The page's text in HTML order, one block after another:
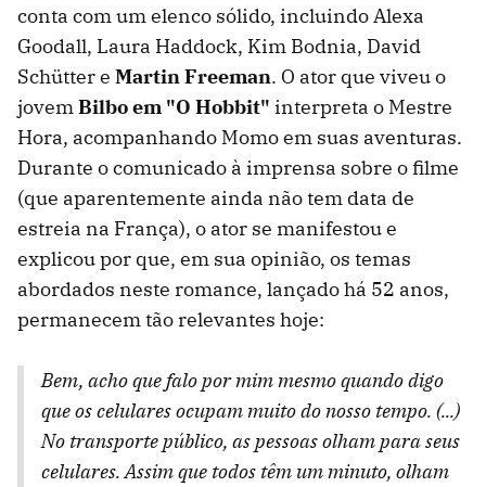
conta com um elenco sólido, incluindo Alexa
Goodall, Laura Haddock, Kim Bodnia, David
Schütter e Martin Freeman. O ator que viveu o
jovemBilbo em "O Hobbit" interpreta o Mestre
Hora, acompanhando Momo em suas aventuras.
Durante o comunicado à imprensa sobre o filme
(que aparentemente ainda não tem data de
estreia na França), o ator se manifestou e
explicou por que, em sua opinião, os temas
abordados neste romance, lançado há 52 anos,
permanecem tão relevantes hoje:
Bem, acho que falo por mim mesmo quando digo
que os celulares ocupam muito do nosso tempo. (...)
No transporte público, as pessoas olham para seus
celulares. Assim que todos têm um minuto, olham